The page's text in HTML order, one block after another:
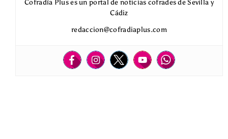
Cofradía Plus es un portal de noticias cofrades de Sevilla y
Cádiz
redaccion@cofradiaplus.com